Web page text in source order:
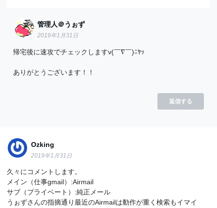
管理人＠うぉず
2019年1月31日
帰宅後に速攻でチェックしますv(￣∇￣)ﾆﾔｯ
ありがとうございます！！
返信する
Ozking
2019年1月31日
久々にコメントします。
メイン（仕事gmail）:Airmail
サブ（プライベート）:純正メール
うぉずさんの指摘通り最近のAirmailは動作が重く検索もイマイ